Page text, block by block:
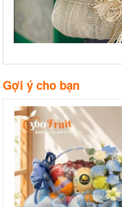
Gợi ý cho bạn